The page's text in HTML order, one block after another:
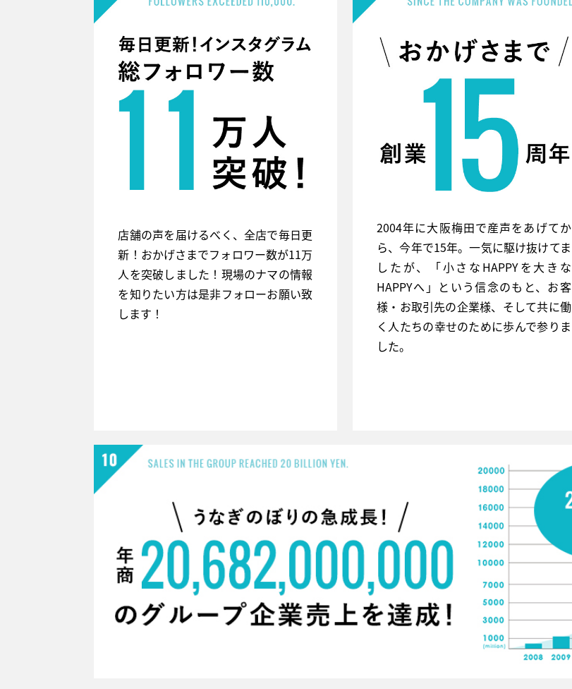
店舗の声を届けるべく、全店で毎日更
新！おかげさまでフォロワー数が11万
人を突破しました！現場のナマの情報
を知りたい方は是非フォローお願い致
します！
2004年に大阪梅田で産声をあげてか
ら、今年で15年。一気に駆け抜けてま
したが、「小さなHAPPYを大きな
HAPPYへ」という信念のもと、お客
様・お取引先の企業様、そして共に働
く人たちの幸せのために歩んで参りま
した。